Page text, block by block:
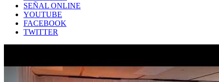
SEÑAL ONLINE
YOUTUBE
FACEBOOK
TWITTER